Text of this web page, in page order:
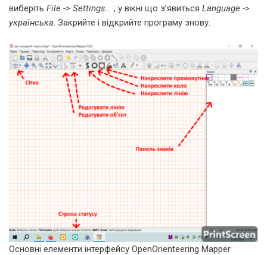
виберіть File -> Settings… , у вікні що з’явиться Language ->
українська. Закрийте і відкрийте програму знову.
Основні елементи інтерфейсу OpenOrienteering Mapper